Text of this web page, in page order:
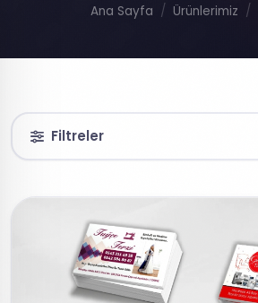
Ana Sayfa Ürünlerimiz
Filtreler